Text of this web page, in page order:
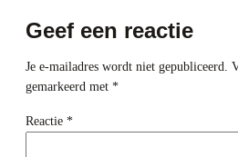
Geef een reactie
Je e-mailadres wordt niet gepubliceerd.
gemarkeerd met *
Reactie *